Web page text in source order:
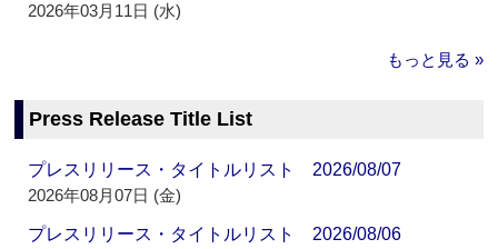
2026年03月11日 (水)
もっと見る »
Press Release Title List
プレスリリース・タイトルリスト 2026/08/07
2026年08月07日 (金)
プレスリリース・タイトルリスト 2026/08/06